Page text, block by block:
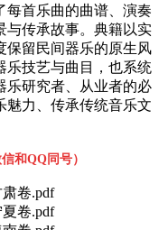
每首乐曲的曲谱、演奏
与传承故事。典籍以实
保留民间器乐的原生风
乐技艺与曲目，也系统
乐研究者、从业者的必
魅力、传承传统音乐文
和QQ同号）
卷.pdf
卷.pdf